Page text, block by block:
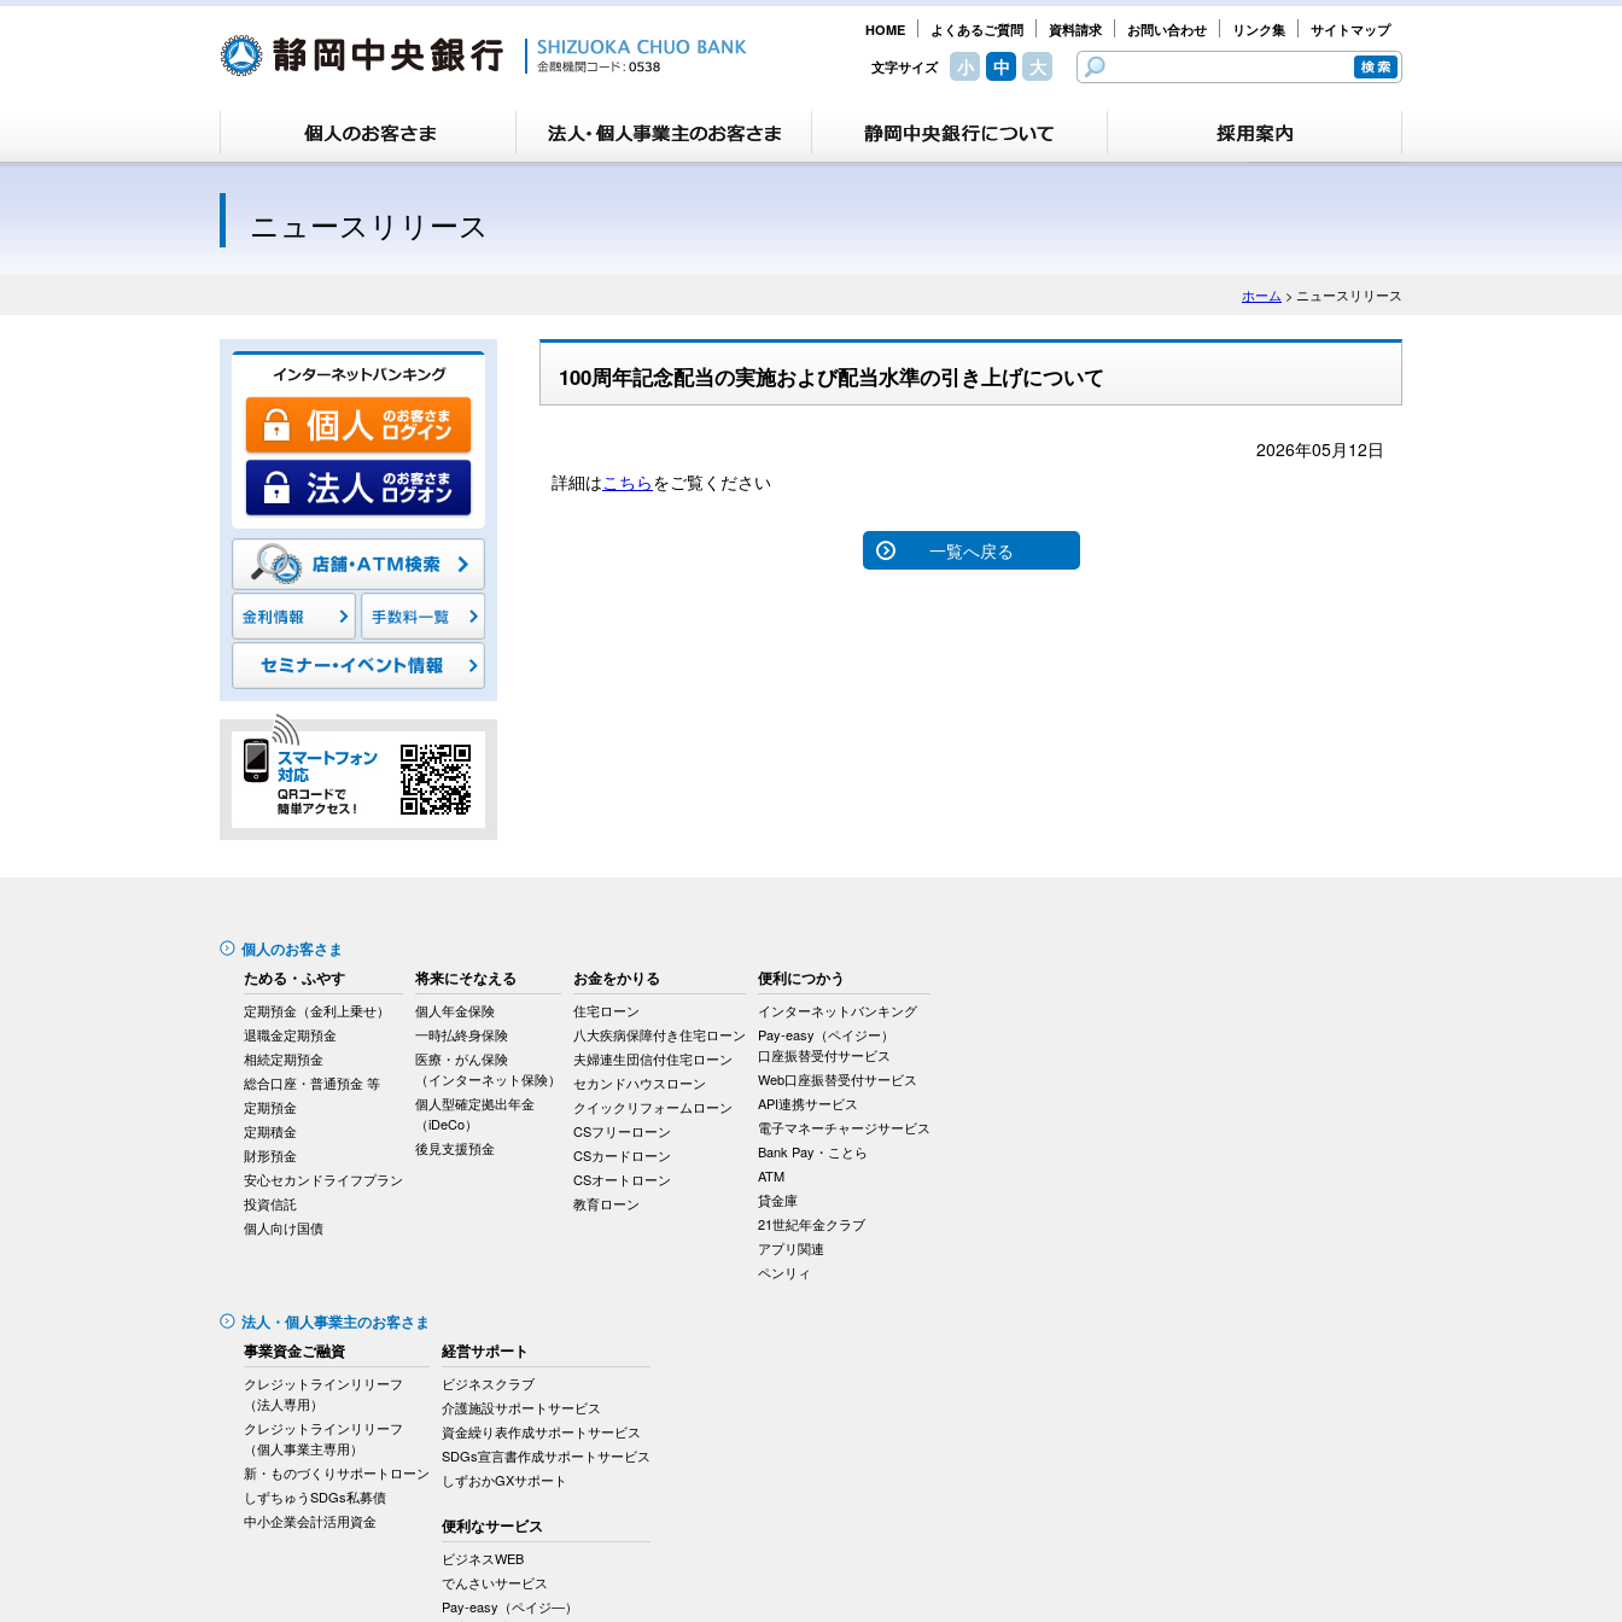
サイトマップ
リンク集
お問い合わせ
資料請求
よくあるご質問
HOME
文字サイズ 小 中 大
ニュースリリース
ホーム > ニュースリリース
100周年記念配当の実施および配当水準の引き上げについて
2026年05月12日
詳細はこちらをご覧ください
一覧へ戻る
個人のお客さま
ためる・ふやす
定期預金（金利上乗せ）
退職金定期預金
相続定期預金
総合口座・普通預金 等
定期預金
定期積金
財形預金
安心セカンドライフプラン
投資信託
個人向け国債
将来にそなえる
個人年金保険
一時払終身保険
医療・がん保険
（インターネット保険）
個人型確定拠出年金
（iDeCo）
後見支援預金
お金をかりる
住宅ローン
八大疾病保障付き住宅ローン
夫婦連生団信付住宅ローン
セカンドハウスローン
クイックリフォームローン
CSフリーローン
CSカードローン
CSオートローン
教育ローン
便利につかう
インターネットバンキング
Pay-easy（ペイジー）
口座振替受付サービス
Web口座振替受付サービス
API連携サービス
電子マネーチャージサービス
Bank Pay・ことら
ATM
貸金庫
21世紀年金クラブ
アプリ関連
ペンリィ
法人・個人事業主のお客さま
事業資金ご融資
クレジットラインリリーフ
（法人専用）
クレジットラインリリーフ
（個人事業主専用）
新・ものづくりサポートローン
しずちゅうSDGs私募債
中小企業会計活用資金
経営サポート
ビジネスクラブ
介護施設サポートサービス
資金繰り表作成サポートサービス
SDGs宣言書作成サポートサービス
しずおかGXサポート
便利なサービス
ビジネスWEB
でんさいサービス
Pay-easy（ペイジ―）